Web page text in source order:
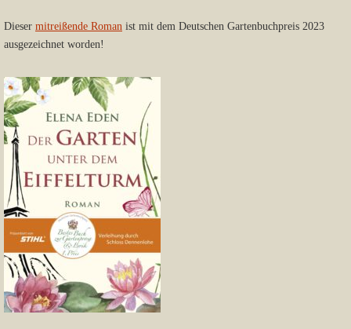
Dieser mitreißende Roman ist mit dem Deutschen Gartenbuchpreis 2023
ausgezeichnet worden!